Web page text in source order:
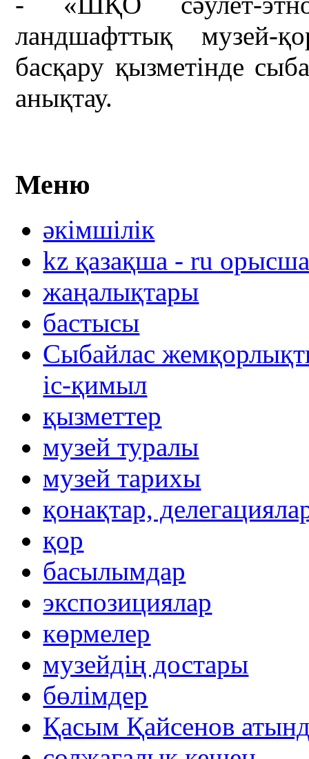
ландшафттық
басқару қызметінде
анықтау.
Меню
әкімшілік
kz қазақша - ru
жаңалықтары
бастысы
Сыбайлас
іс-қимыл
қызметтер
музей туралы
музей тарихы
қонақтар,
қор
басылымдар
экспозициялар
көрмелер
музейдің достары
бөлімдер
Қасым Қайсенов